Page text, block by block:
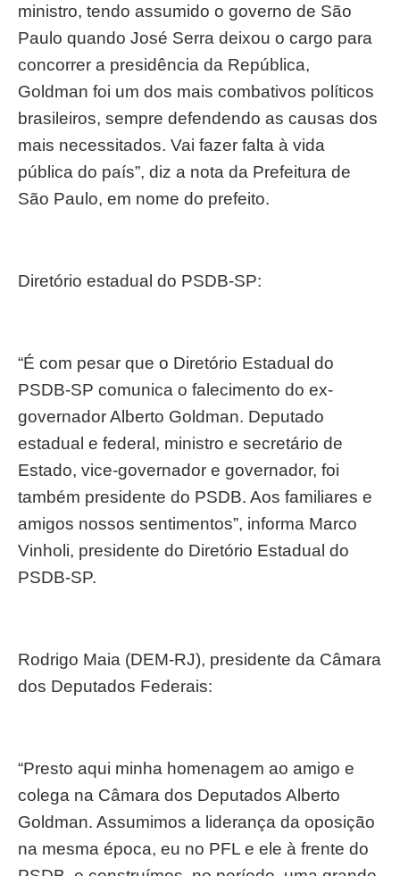
ministro, tendo assumido o governo de São
Paulo quando José Serra deixou o cargo para
concorrer a presidência da República,
Goldman foi um dos mais combativos políticos
brasileiros, sempre defendendo as causas dos
mais necessitados. Vai fazer falta à vida
pública do país”, diz a nota da Prefeitura de
São Paulo, em nome do prefeito.
Diretório estadual do PSDB-SP:
“É com pesar que o Diretório Estadual do
PSDB-SP comunica o falecimento do ex-
governador Alberto Goldman. Deputado
estadual e federal, ministro e secretário de
Estado, vice-governador e governador, foi
também presidente do PSDB. Aos familiares e
amigos nossos sentimentos”, informa Marco
Vinholi, presidente do Diretório Estadual do
PSDB-SP.
Rodrigo Maia (DEM-RJ), presidente da Câmara
dos Deputados Federais:
“Presto aqui minha homenagem ao amigo e
colega na Câmara dos Deputados Alberto
Goldman. Assumimos a liderança da oposição
na mesma época, eu no PFL e ele à frente do